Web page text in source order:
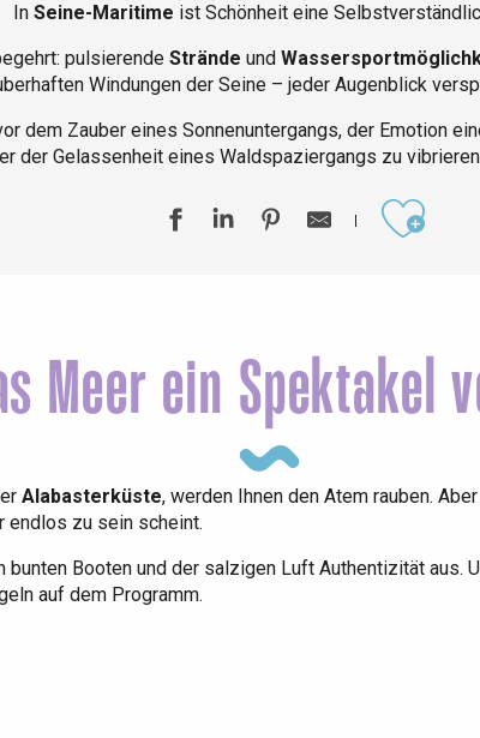
In Seine-Maritime ist Schönheit eine
pulsierende Strände und
Windungen der Seine – jeder Augenblick
dem Zauber eines Sonnenuntergangs, der Emotion
der Gelassenheit eines Waldspaziergangs zu
Meer ein Spektakel
Alabasterküste, werden Ihnen den Atem rauben.
endlos zu sein scheint.
bunten Booten und der salzigen Luft Authentizität aus.
auf dem Programm.